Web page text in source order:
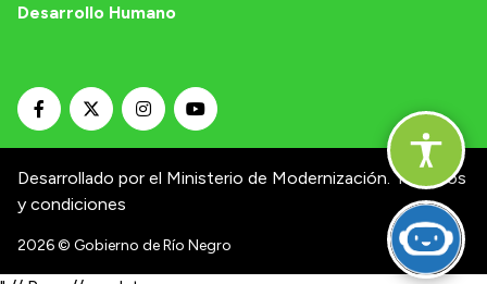
Desarrollo Humano
Desarrollado por el Ministerio de Modernización. Términos
y condiciones
2026© Gobierno de Río Negro